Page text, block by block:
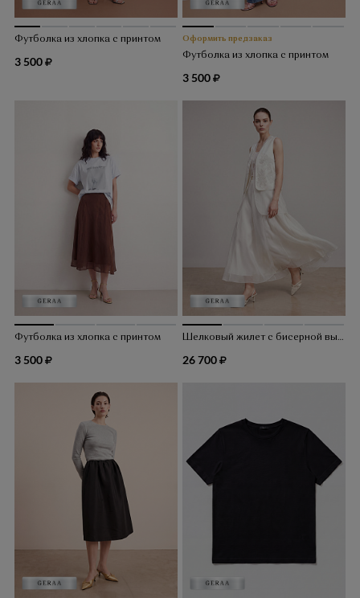
Футболка из хлопка с принтом
3 500
Оформить предзаказ
Футболка из хлопка с принтом
3 500
Футболка из хлопка с принтом
3 500
Шелковый жилет с бисерной вышивкой
26 700